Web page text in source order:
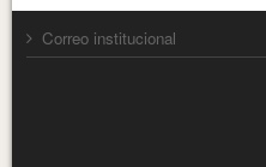
Correo institucional